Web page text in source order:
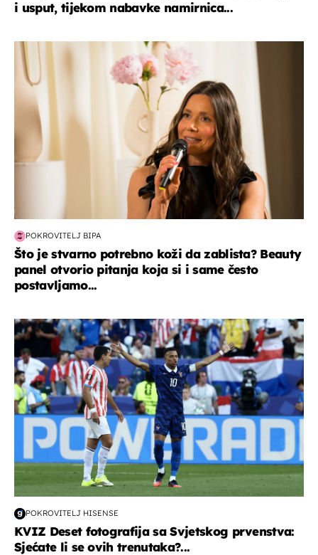
i usput, tijekom nabavke namirnica...
moda & ljepota
POKROVITELJ BIPA
Što je stvarno potrebno koži da zablista? Beauty
panel otvorio pitanja koja si i same često
postavljamo...
svjetsko prvenstvo 2026
POKROVITELJ HISENSE
KVIZ Deset fotografija sa Svjetskog prvenstva:
Sjećate li se ovih trenutaka?...